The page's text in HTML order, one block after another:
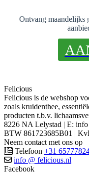
Ontvang maandelijks
Felicious
Felicious is de webshop
zoals kruidenthee,
producten t.b.v.
8226 NA Lelystad | E:
BTW 861723685B01 |
Neem contact met ons op
Telefoon +31
info @ felicious.nl
Facebook